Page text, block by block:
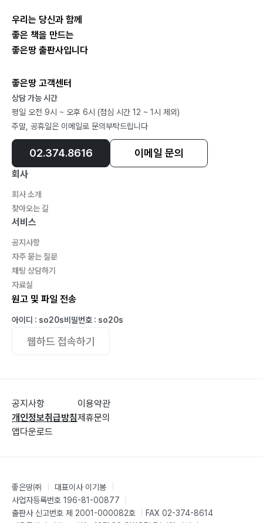
2. 최근 제시되었던 교육문제 해결책 94
3. 제안된 해결책들이 보인 한계의 원인 99
4. 교육문제 방정식에 더해진 변수, 인공지능 102
B. 에빙플랜드로 인해 깨닫게 된 사실들 109
1. 공부의 왕도 112
2. 공부는 누구나 잘할 수 있다 120
3. 그래서 공부는 변별의 도구가 될 수 없다 124
C. 에빙플랜드를 통한 인식과 문화의 변화 127
D. 에빙플랜드에 의한 고차방정식 실근들 132
1. 상대평가, 절대평가, 완전절대평가 134
2. 절제와 극기를 통한 개인도덕교육 141
3. 상호협력과 협동을 통한 사회윤리교육 143
4. 창의융합능력과 비판적 사고능력교육 148
5. 공부의 즐거움, 여유에서 나오는 행복 151
7. 서로를 받쳐 주기 위한 도구로서의 천직교육 157
8. 과도한 사교육비문제 161
1. 직종 간 보상체계의 합리적 개편 172
2. 사회의 투명성과 공정성 확보 노력 176
a. 선발인원이 상대적으로 적고 시간적 여유가 있는 경우
178
우리는 당신과 함께
좋은 책을 만드는
좋은땅 출판사입니다
좋은땅 고객센터
상담 가능 시간
평일 오전 9시 ~ 오후 6시 (점심 시간 12 ~ 1시 제외)
주말, 공휴일은 이메일로 문의부탁드립니다
02.374.8616 이메일 문의
회사
회사 소개
찾아오는 길
서비스
공지사항
자주 묻는 질문
채팅 상담하기
자료실
원고 및 파일 전송
아이디 : so20s비밀번호 : so20s
웹하드 접속하기
공지사항
개인정보취급방침
앱다운로드
이용약관
제휴문의
좋은땅㈜ 대표이사 이기봉
사업자등록번호 196-81-00877
출판사 신고번호 제 2001-000082호
FAX 02-374-8614